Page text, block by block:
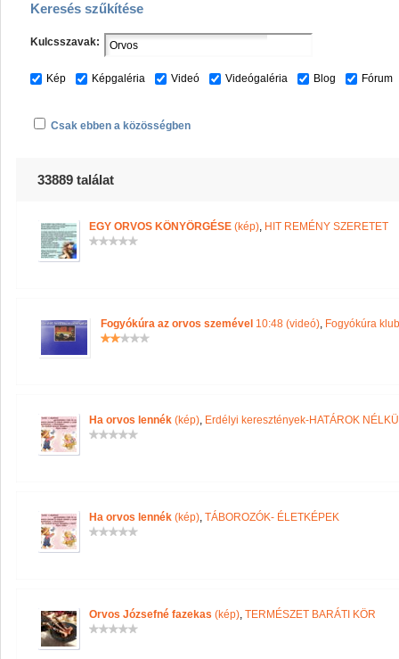
Keresés szűkítése
Kulcsszavak:
Kép Képgaléria Videó Videógaléria Blog Fórum
Csak ebben a közösségben
33889 találat
EGY ORVOS KÖNYÖRGÉSE (kép), HIT REMÉNY SZERETET
Fogyókúra az orvos szemével 10:48 (videó), Fogyókúra klub
Ha orvos lennék (kép), Erdélyi keresztények-HATÁROK
Ha orvos lennék (kép), TÁBOROZÓK- ÉLETKÉPEK
Orvos Józsefné fazekas (kép), TERMÉSZET BARÁTI KÖR